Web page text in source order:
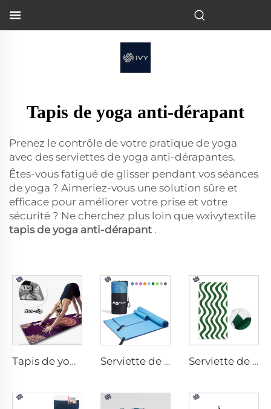
Tapis de yoga anti-dérapant
Prenez le contrôle de votre pratique de yoga
avec des serviettes de yoga anti-dérapantes.
Êtes-vous fatigué de glisser pendant vos séances
de yoga ? Aimeriez-vous une solution sûre et
efficace pour améliorer votre prise et votre
sécurité ? Ne cherchez plus loin que wxivytextile
tapis de yoga anti-dérapant .
Tapis de yoga avec serviette Serviette de sport en microfibres Serviette de plage en coton